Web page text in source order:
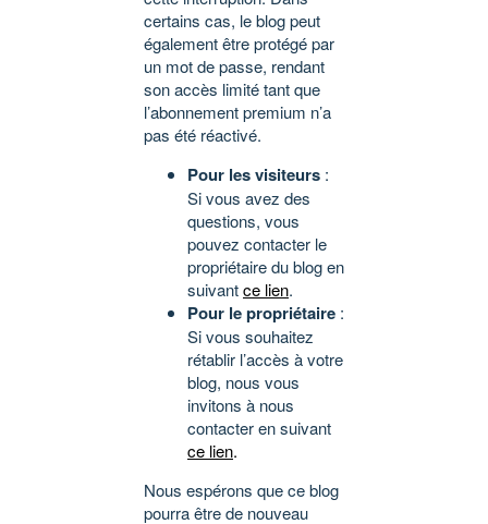
certains cas, le blog peut
également être protégé par
un mot de passe, rendant
son accès limité tant que
l’abonnement premium n’a
pas été réactivé.
Pour les visiteurs :
Si vous avez des
questions, vous
pouvez contacter le
propriétaire du blog en
suivantce lien.
Pour le propriétaire :
Si vous souhaitez
rétablir l’accès à votre
blog, nous vous
invitons à nous
contacter en suivant
ce lien.
Nous espérons que ce blog
pourra être de nouveau